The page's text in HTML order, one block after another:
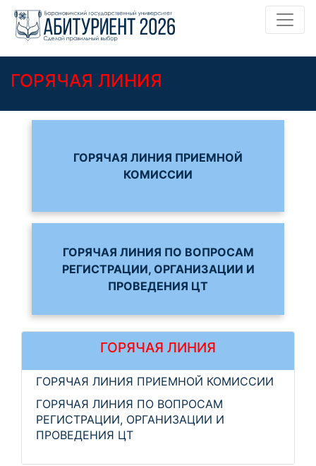
ГОРЯЧАЯ ЛИНИЯ
ГОРЯЧАЯ ЛИНИЯ
ГОРЯЧАЯ ЛИНИЯ ПРИЕМНОЙ КОМИССИИ
ГОРЯЧАЯ ЛИНИЯ ПО ВОПРОСАМ
РЕГИСТРАЦИИ, ОРГАНИЗАЦИИ И
ПРОВЕДЕНИЯ ЦТ
ГОРЯЧАЯ ЛИНИЯ ПРИЕМНОЙ
КОМИССИИ
ГОРЯЧАЯ ЛИНИЯ ПО ВОПРОСАМ
РЕГИСТРАЦИИ, ОРГАНИЗАЦИИ И
ПРОВЕДЕНИЯ ЦТ